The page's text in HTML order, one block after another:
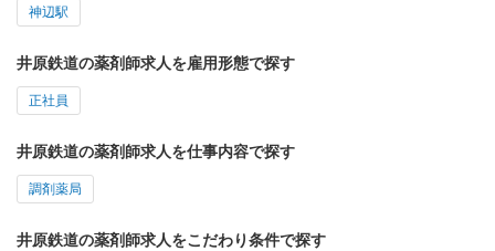
神辺駅
井原鉄道の薬剤師求人を雇用形態で探す
正社員
井原鉄道の薬剤師求人を仕事内容で探す
調剤薬局
井原鉄道の薬剤師求人をこだわり条件で探す